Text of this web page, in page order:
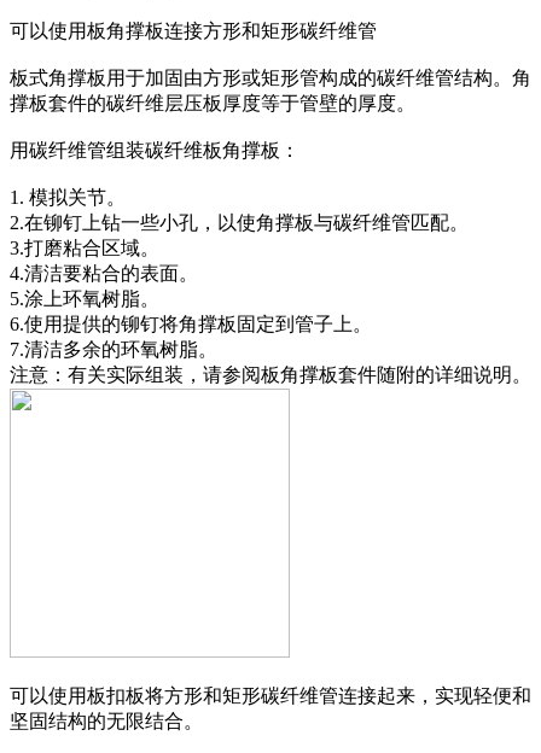
可以使用板角撑板连接方形和矩形碳纤维管
板式角撑板用于加固由方形或矩形管构成的碳纤维管结构。角
撑板套件的碳纤维层压板厚度等于管壁的厚度。
用碳纤维管组装碳纤维板角撑板：
1. 模拟关节。
2.在铆钉上钻一些小孔，以使角撑板与碳纤维管匹配。
3.打磨粘合区域。
4.清洁要粘合的表面。
5.涂上环氧树脂。
6.使用提供的铆钉将角撑板固定到管子上。
7.清洁多余的环氧树脂。
注意：有关实际组装，请参阅板角撑板套件随附的详细说明。
可以使用板扣板将方形和矩形碳纤维管连接起来，实现轻便和
坚固结构的无限结合。